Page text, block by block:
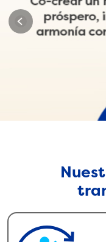
Previous